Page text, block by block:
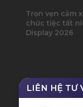
Trọn vẹn cảm
chức tiệc tất
Display 2026
LIÊN HỆ TƯ